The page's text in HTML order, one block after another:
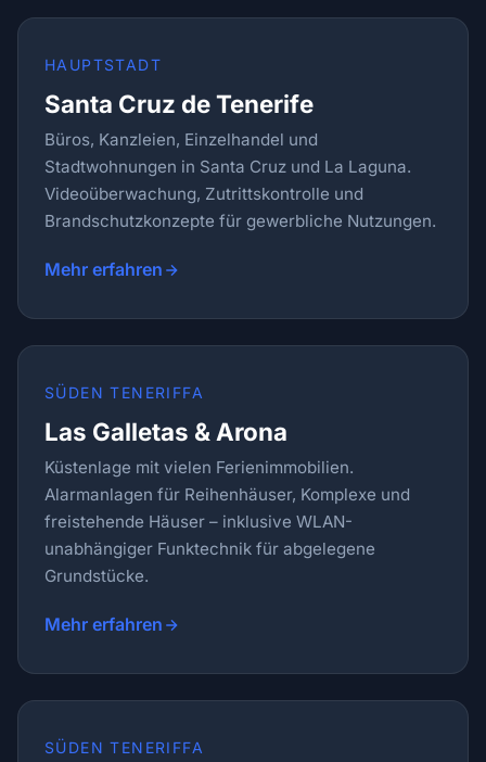
HAUPTSTADT
Santa Cruz de Tenerife
Büros, Kanzleien, Einzelhandel und
Stadtwohnungen in Santa Cruz und La Laguna.
Videoüberwachung, Zutrittskontrolle und
Brandschutzkonzepte für gewerbliche Nutzungen.
Mehr erfahren
SÜDEN TENERIFFA
Las Galletas & Arona
Küstenlage mit vielen Ferienimmobilien.
Alarmanlagen für Reihenhäuser, Komplexe und
freistehende Häuser – inklusive WLAN-
unabhängiger Funktechnik für abgelegene
Grundstücke.
Mehr erfahren
SÜDEN TENERIFFA